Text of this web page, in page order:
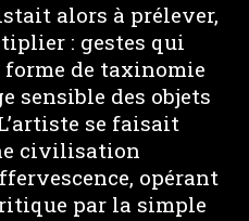
alors à prélever,
: gestes qui
forme de taxinomie
sensible des objets
se faisait
civilisation
opérant
par la simple